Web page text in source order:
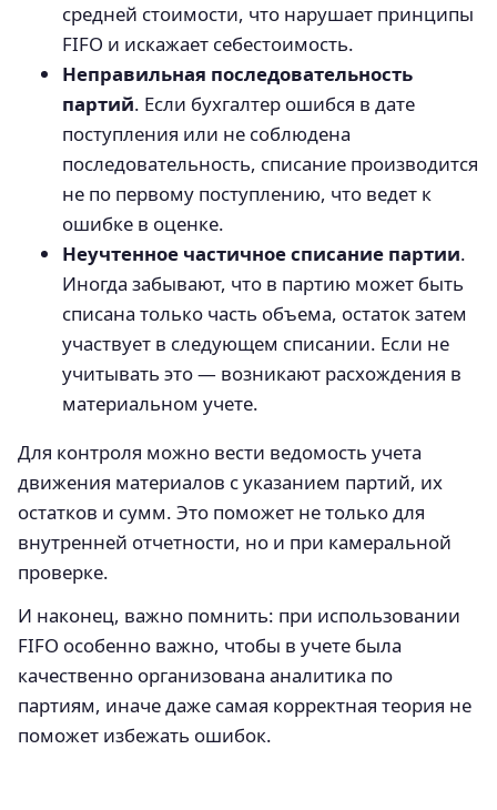
средней стоимости, что нарушает принципы
FIFO и искажает себестоимость.
Неправильная последовательность
партий. Если бухгалтер ошибся в дате
поступления или не соблюдена
последовательность, списание производится
не по первому поступлению, что ведет к
ошибке в оценке.
Неучтенное частичное списание партии.
Иногда забывают, что в партию может быть
списана только часть объема, остаток затем
участвует в следующем списании. Если не
учитывать это — возникают расхождения в
материальном учете.
Для контроля можно вести ведомость учета
движения материалов с указанием партий, их
остатков и сумм. Это поможет не только для
внутренней отчетности, но и при камеральной
проверке.
И наконец, важно помнить: при использовании
FIFO особенно важно, чтобы в учете была
качественно организована аналитика по
партиям, иначе даже самая корректная теория не
поможет избежать ошибок.